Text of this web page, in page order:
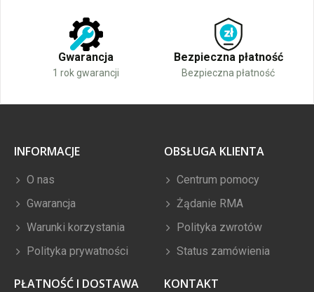
Gwarancja
1 rok gwarancji
Bezpieczna płatność
Bezpieczna płatność
INFORMACJE
O nas
Gwarancja
Warunki korzystania
Polityka prywatności
OBSŁUGA KLIENTA
Centrum pomocy
Żądanie RMA
Polityka zwrotów
Status zamówienia
PŁATNOŚĆ I DOSTAWA KONTAKT